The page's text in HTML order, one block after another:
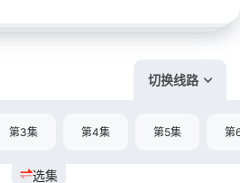
切换线路
选集
第3集 第4集 第5集 第